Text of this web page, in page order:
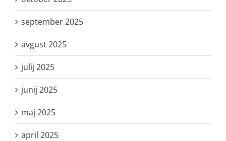
september 2025
avgust 2025
julij 2025
junij 2025
maj 2025
april 2025